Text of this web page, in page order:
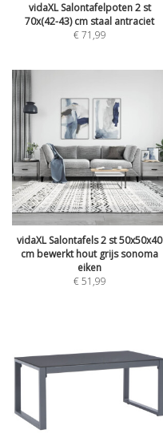
vidaXL Salontafelpoten 2 st
70x(42-43) cm staal antraciet
€71,99
vidaXL Salontafels 2 st 50x50x40
cm bewerkt hout grijs sonoma
eiken
€51,99